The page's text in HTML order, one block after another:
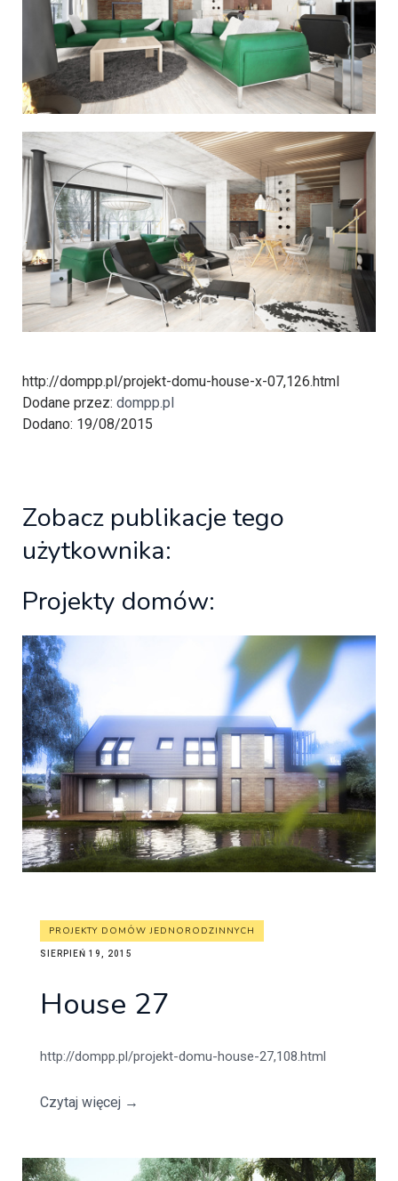
http://dompp.pl/projekt-domu-house-x-07,126.html
Dodane przez: dompp.pl
Dodano: 19/08/2015
Zobacz publikacje tego
użytkownika:
Projekty domów:
PROJEKTY DOMÓW JEDNORODZINNYCH
SIERPIEŃ 19, 2015
House 27
http://dompp.pl/projekt-domu-house-27,108.html
Czytaj więcej →